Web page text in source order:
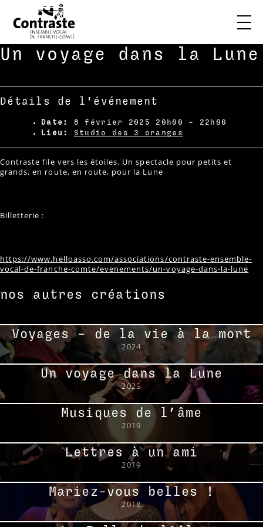
Skip
to
à propos
créations
agenda
contact
Un voyage dans la Lune
Détails de l'événement
Date: 8 février 2025 20h00 – 22h00
Lieu:
Studio des 3 oranges
Contraste file vers les étoiles. Un spectacle pour petits et
grands, en route, en route, pour la Lune
Billetterie :
https://www.helloasso.com/associations/contraste-ensemble-
vocal-de-franche-comte/evenements/un-voyage-dans-la-lune
nos autres créations
Voyages – de la vie à la mort
2024
Un voyage dans la Lune
2025
Musiques de l’âme
2019
Lettres à un ami
2019
Mariez-vous belles !
2018